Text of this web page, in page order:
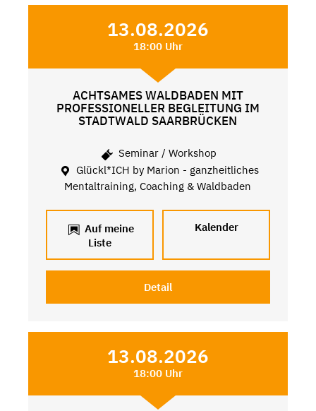
13.08.2026
18:00 Uhr
ACHTSAMES WALDBADEN MIT
PROFESSIONELLER BEGLEITUNG IM
STADTWALD SAARBRÜCKEN
Seminar / Workshop
Glückl*ICH by Marion - ganzheitliches
Mentaltraining, Coaching & Waldbaden
Auf meine
Liste
Kalender
Detail
13.08.2026
18:00 Uhr